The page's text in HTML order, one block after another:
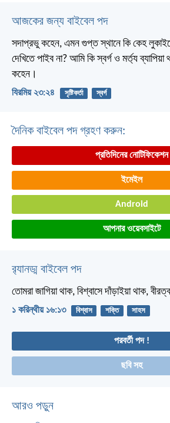
আজকের জন্য বাইবেল পদ
সদাপ্রভু কহেন, এমন গুপ্ত স্থানে কি কেহ
দেখিতে পাইব না? আমি কি স্বর্গ ও মর্ত্য ব্যাপিয়া
কহেন।
যিরমিয় ২৩:২৪ সৃষ্টিকর্তা স্বর্গ
দৈনিক বাইবেল পদ গ্রহণ করুন:
প্রতিদিনের নোটিফিকেশন
ইমেইল
Android
আপনার ওয়েবসাইটে
র‌্যানড্ম বাইবেল পদ
তোমরা জাগিয়া থাক, বিশ্বাসে দাঁড়াইয়া থাক,
১ করিন্থীয় ১৬:১৩ বিশ্বাস শক্তি সাহস
পরবর্তী পদ !
ছবি সহ
আরও পড়ুন